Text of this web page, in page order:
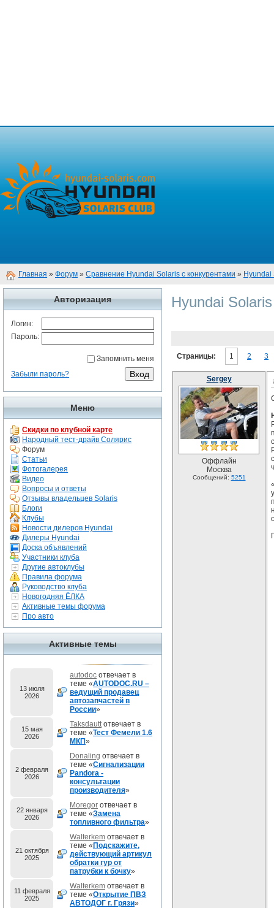
Главная » Форум » Сравнение Hyundai Solaris с конкурентами » Hyundai
Авторизация
Логин:
Пароль:
Запомнить меня
Забыли пароль?
Меню
Скидки по клубной карте
Народный тест-драйв Солярис
Форум
Статьи
Фотогалерея
Видео
Вопросы и ответы
Отзывы владельцев Solaris
Блоги
Клубы
Новости дилеров Hyundai
Дилеры Hyundai
Доска объявлений
Участники клуба
Другие автоклубы
Правила форума
Руководство клуба
Новогодняя ЁЛКА
Активные темы форума
Про авто
Активные темы
13 июля
2026
autodoc отвечает в
теме «AUTODOC.RU –
ведущий продавец
автозапчастей в
России»
15 мая
2026
Taksdauttотвечает в
теме «Тест Фемели 1.6
МКП»
2 февраля
2026
Donaling отвечает в
теме «Сигнализации
Pandora -
консультации
производителя»
22 января
2026
Moregor отвечает в
теме «Замена
топливного фильтра»
21 октября
2025
Walterkem отвечает в
теме « Подскажите,
действующий артикул
обратки гур от
патрубки к бочку»
11 февраля
2025
Walterkem отвечает в
теме «Открытие ПВЗ
АВТОДОГ г. Грязи»
Hyundai
Страницы: 1 2 3
Sergey
Оффлайн
Москва
Сообщений: 5251